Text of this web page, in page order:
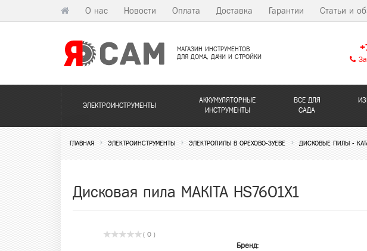
О нас Новости Оплата Доставка Гарантии Статьи и
МАГАЗИН ИНСТРУМЕНТОВ
ДЛЯ ДОМА, ДАЧИ И СТРОЙКИ
ЭЛЕКТРОИНСТРУМЕНТЫ
АККУМУЛЯТОРНЫЕ
ИНСТРУМЕНТЫ
ВСЕ ДЛЯ
САДА
ГЛАВНАЯ ЭЛЕКТРОИНСТРУМЕНТЫ ЭЛЕКТРОПИЛЫ В ОРЕХОВО-ЗУЕВЕ ДИСКОВЫЕ ПИЛЫ -
Дисковая пила MAKITA HS7601X1
( 0 )
Бренд: